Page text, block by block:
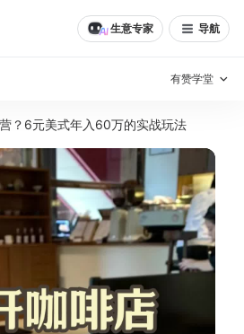
生意专家 导航
有赞学堂
增长方法
有赞专家说
新零售最佳实践
？6元美式年入60万的实战玩法